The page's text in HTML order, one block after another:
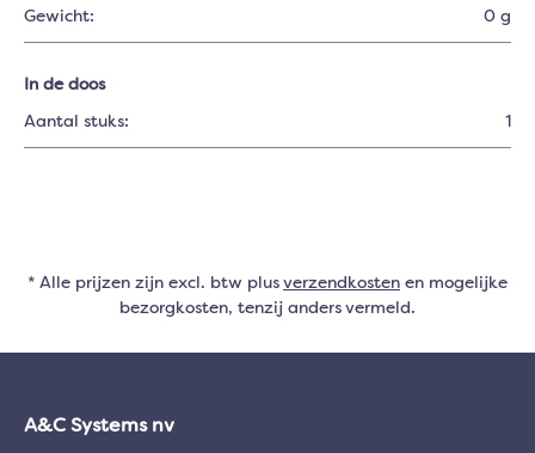
Gewicht: 0 g
In de doos
Aantal stuks: 1
* Alle prijzen zijn excl. btw plus verzendkosten en mogelijke
bezorgkosten, tenzij anders vermeld.
A&C Systems nv